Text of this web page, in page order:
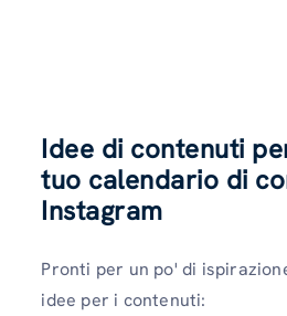
Idee di contenuti
tuo calendario di
Instagram
Pronti per un po' di
idee per i contenuti: